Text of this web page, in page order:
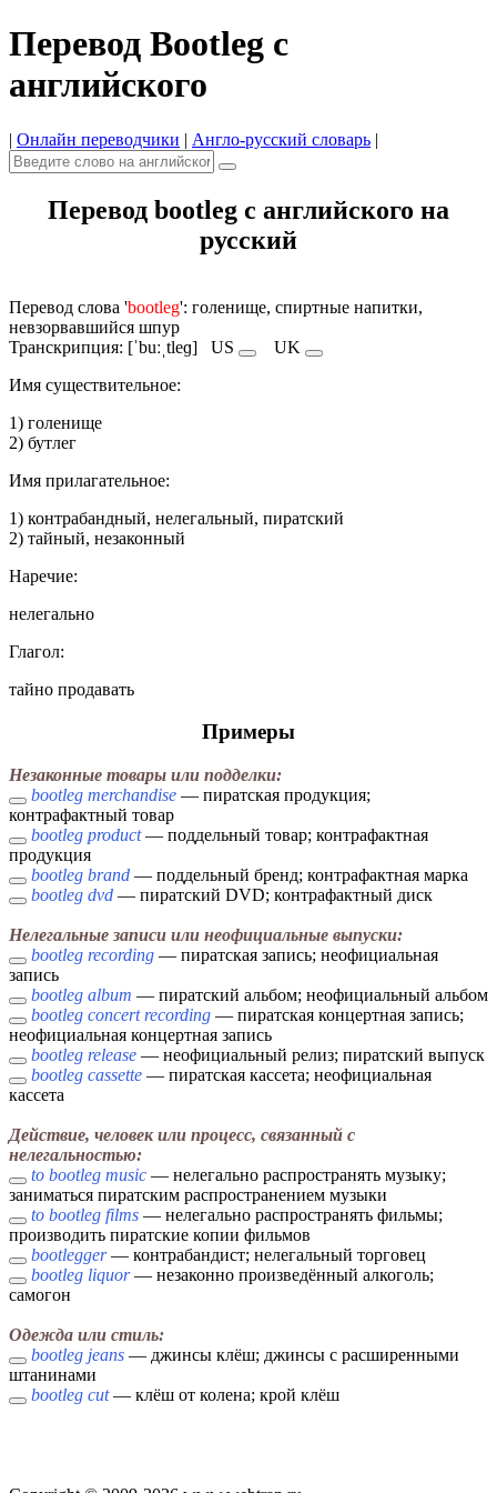
Перевод Bootleg с
английского
| Онлайн переводчики | Англо-русский словарь |
Перевод bootleg с английского на
русский
Перевод слова 'bootleg': голенище, спиртные напитки,
невзорвавшийся шпур
Транскрипция: [ˈbuːˌtleɡ] US
UK
Имя cуществительное:
1) голенище
2) бутлег
Имя прилагательное:
1) контрабандный, нелегальный, пиратский
2) тайный, незаконный
Наречие:
нелегально
Глагол:
тайно продавать
Примеры
Незаконные товары или подделки:
bootleg merchandise — пиратская продукция;
контрафактный товар
bootleg product— поддельный товар; контрафактная
продукция
bootleg brand — поддельный бренд; контрафактная марка
bootleg dvd — пиратский DVD; контрафактный диск
Нелегальные записи или неофициальные выпуски:
bootleg recording — пиратская запись; неофициальная
запись
bootleg album — пиратский альбом; неофициальный альбом
bootleg concert recording — пиратская концертная запись;
неофициальная концертная запись
bootleg release — неофициальный релиз; пиратский выпуск
bootleg cassette — пиратская кассета; неофициальная
кассета
Действие, человек или процесс, связанный с
нелегальностью:
to bootleg music — нелегально распространять музыку;
заниматься пиратским распространением музыки
to bootleg films — нелегально распространять фильмы;
производить пиратские копии фильмов
bootlegger— контрабандист; нелегальный торговец
bootleg liquor— незаконно произведённый алкоголь;
самогон
Одежда или стиль:
bootleg jeans — джинсы клёш; джинсы с расширенными
штанинами
bootleg cut— клёш от колена; крой клёш